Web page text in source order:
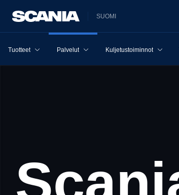
SUOMI
Tuotteet Palvelut Kuljetustoiminnot